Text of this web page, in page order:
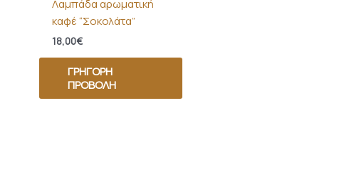
Λαμπάδα αρωματική
καφέ “Σοκολάτα”
18,00€
ΓΡΉΓΟΡΗ
ΠΡΟΒΟΛΉ